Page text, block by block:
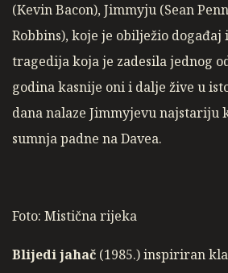
(Kevin Bacon), Jimmyju (Sean
Robbins), koje je obilježio
tragedija koja je zadesila jednog
godina kasnije oni i dalje žive u
dana nalaze Jimmyjevu najstariju
sumnja padne na Davea.
Foto: Mistična rijeka
Blijedi jahač (1985.) inspiriran